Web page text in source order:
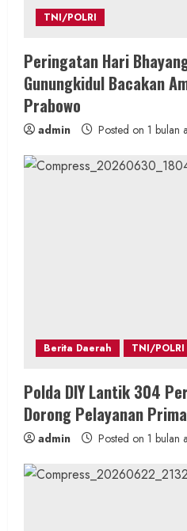
g
TNI/POLRI
Peringatan Hari
Gunungkidul Bacakan
Prabowo
admin Posted on 1 bulan
Berita Daerah TNI/POLRI
Polda DIY Lantik 304
Dorong Pelayanan
admin Posted on 1 bulan